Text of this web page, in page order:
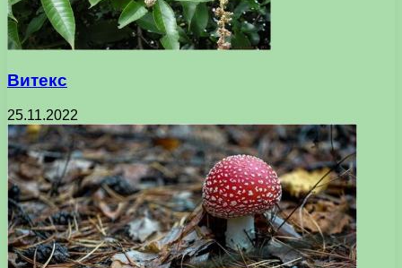
Витекс
25.11.2022